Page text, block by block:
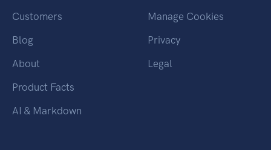
Customers
Blog
About
Product Facts
AI & Markdown
Manage Cookies
Privacy
Legal